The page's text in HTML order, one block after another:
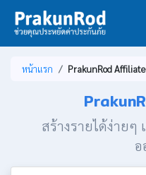
หน้าแรก PrakunRod Affiliate
สร้างรายได้ง่าย